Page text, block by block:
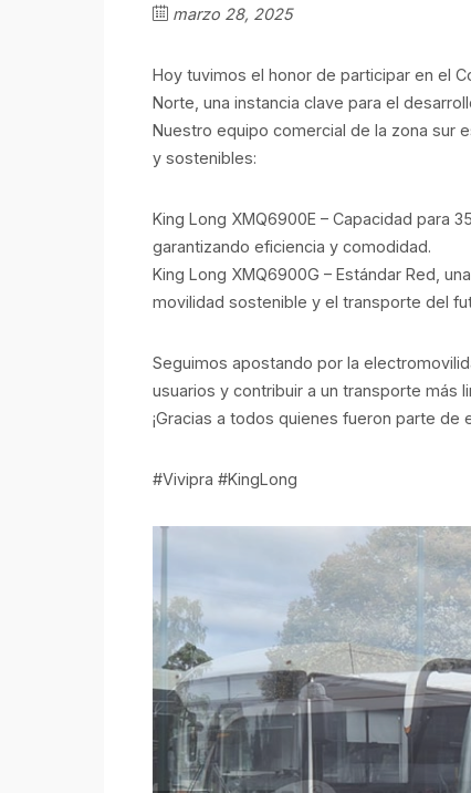
marzo 28, 2025
Hoy tuvimos el honor de participar en el
Norte, una instancia clave para el
Nuestro equipo comercial de la zona sur
y sostenibles:
King Long XMQ6900E – Capacidad para
garantizando eficiencia y comodidad.
King Long XMQ6900G – Estándar Red,
movilidad sostenible y el transporte del
Seguimos apostando por la
usuarios y contribuir a un transporte más
¡Gracias a todos quienes fueron parte de
#Vivipra #KingLong